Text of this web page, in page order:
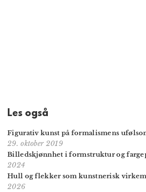
Les også
Figurativ kunst på formalismens
29. oktober 2019
Billed­skjønnhet i form­struktur og
2024
Hull og flekker som kunstnerisk
2026